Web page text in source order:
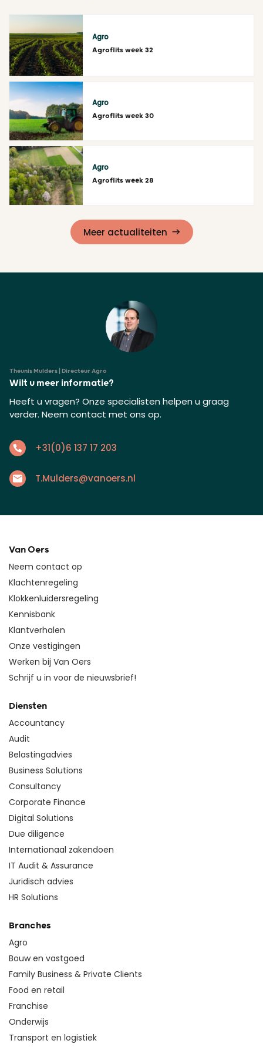
Lees meer
Agro
Agroflits week 32
Lees meer
Agro
Agroflits week 30
Agro
Agroflits week 28
Meer actualiteiten
Theunis Mulders | Directeur Agro
Wilt u meer informatie?
Heeft u vragen? Onze specialisten helpen u graag
verder. Neem contact met ons op.
+31(0)6 137 17 203
T.Mulders@vanoers.nl
Van Oers
Neem contact op
Klachtenregeling
Klokkenluidersregeling
Kennisbank
Klantverhalen
Onze vestigingen
Werken bij Van Oers
Schrijf u in voor de nieuwsbrief!
Diensten
Accountancy
Audit
Belastingadvies
Business Solutions
Consultancy
Corporate Finance
Digital Solutions
Due diligence
Internationaal zakendoen
IT Audit & Assurance
Juridisch advies
HR Solutions
Branches
Agro
Bouw en vastgoed
Family Business & Private Clients
Food en retail
Franchise
Onderwijs
Transport en logistiek